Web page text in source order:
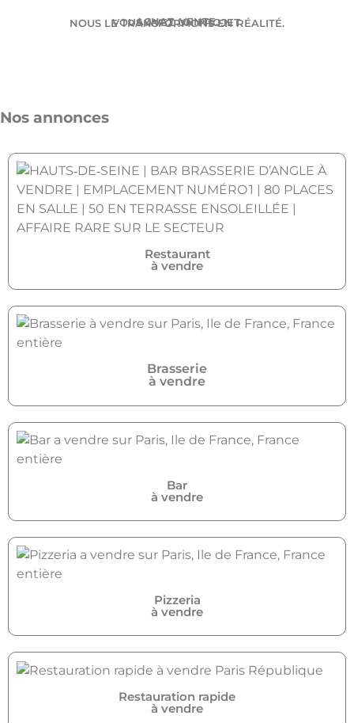
ACHAT. VENTE.
VOUS AVEZ UN PROJET.
NOUS LE TRANSFORMONS EN RÉALITÉ.
Nos annonces
Restaurant
à vendre
Brasserie
à vendre
Bar
à vendre
Pizzeria
à vendre
Restauration rapide
à vendre